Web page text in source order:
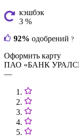
кэшбэк
3 %
92% одобрений ?
Оформить карту
ПАО «БАНК
—